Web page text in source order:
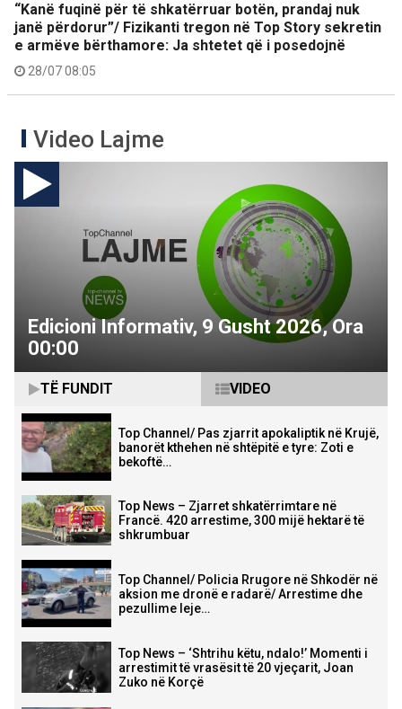
“Kanë fuqinë për të shkatërruar botën, prandaj nuk
janë përdorur”/ Fizikanti tregon në Top Story sekretin
e armëve bërthamore: Ja shtetet që i posedojnë
28/07 08:05
Video Lajme
Edicioni Informativ, 9 Gusht 2026, Ora
00:00
TË FUNDIT VIDEO
Top Channel/ Pas zjarrit apokaliptik në Krujë,
banorët kthehen në shtëpitë e tyre: Zoti e
bekoftë…
Top News – Zjarret shkatërrimtare në
Francë. 420 arrestime, 300 mijë hektarë të
shkrumbuar
Top Channel/ Policia Rrugore në Shkodër në
aksion me dronë e radarë/ Arrestime dhe
pezullime leje…
Top News – ‘Shtrihu këtu, ndalo!’ Momenti i
arrestimit të vrasësit të 20 vjeçarit, Joan
Zuko në Korçë